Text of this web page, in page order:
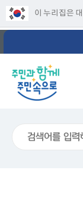
이 누리집은